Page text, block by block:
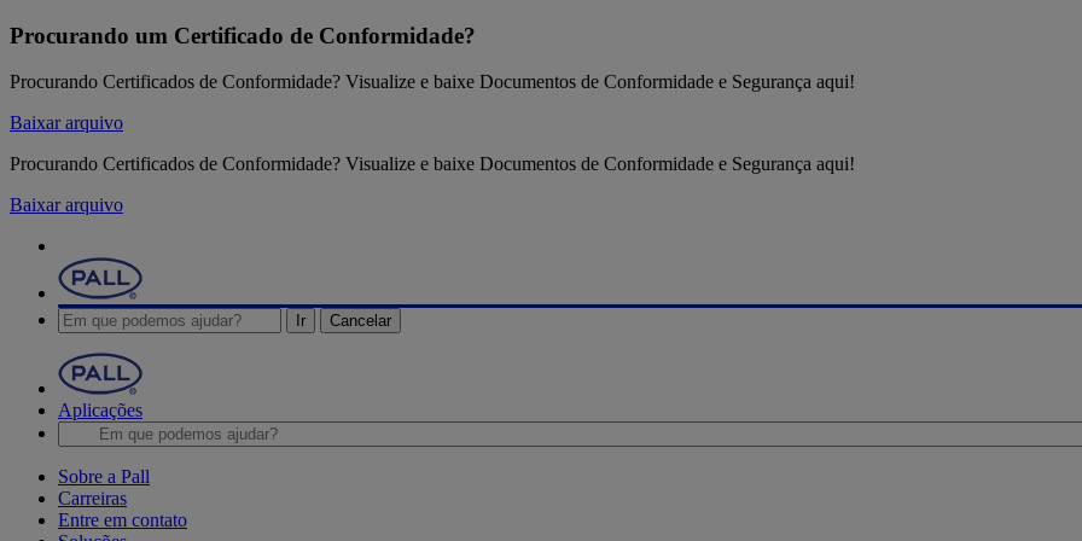
Procurando um Certificado de Conformidade?
Procurando Certificados de Conformidade? Visualize e baixe Documentos de Conformidade e Segurança aqui!
Baixar arquivo
Procurando Certificados de Conformidade? Visualize e baixe Documentos de Conformidade e Segurança aqui!
Baixar arquivo
Ir Cancelar
Aplicações
Sobre a Pall
Carreiras
Entre em contato